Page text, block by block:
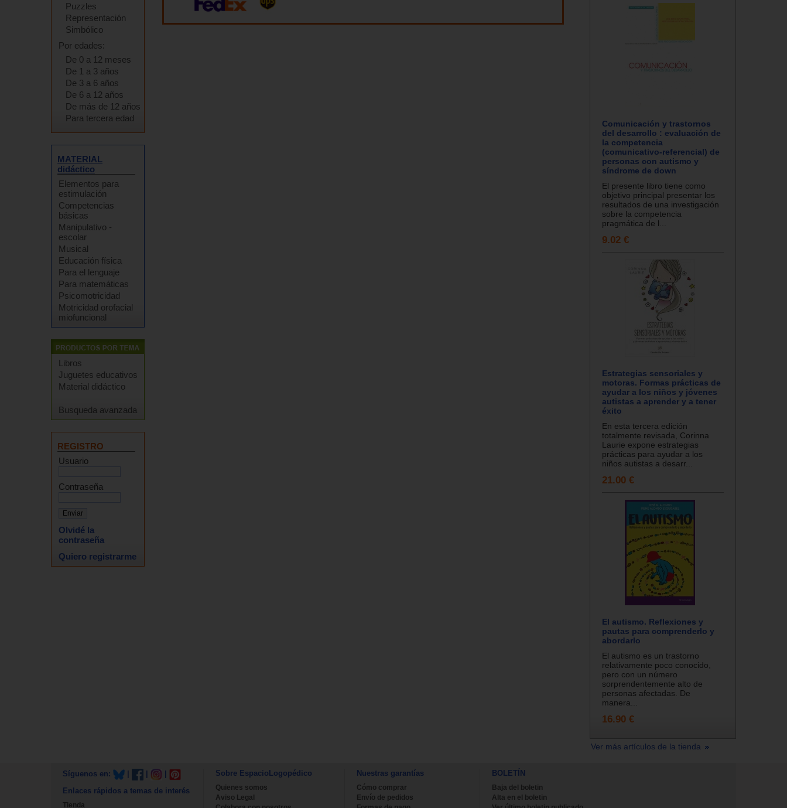
Puzzles
Representación
Simbólico
Por edades:
De 0 a 12 meses
De 1 a 3 años
De 3 a 6 años
De 6 a 12 años
De más de 12 años
Para tercera edad
MATERIAL
didáctico
Elementos para
estimulación
Competencias
básicas
Manipulativo -
escolar
Musical
Educación física
Para el lenguaje
Para matemáticas
Psicomotricidad
Motricidad orofacial
miofuncional
Libros
Juguetes educativos
Material didáctico
Busqueda avanzada
REGISTRO
Usuario
Contraseña
Olvidé la
contraseña
Quiero registrarme
Comunicación y trastornos
del desarrollo : evaluación de
la competencia
(comunicativo-referencial) de
personas con autismo y
síndrome de down
El presente libro tiene como
objetivo principal presentar los
resultados de una investigación
sobre la competencia
pragmática de l...
9.02 €
Estrategias sensoriales y
motoras. Formas prácticas de
ayudar a los niños y jóvenes
autistas a aprender y a tener
éxito
En esta tercera edición
totalmente revisada, Corinna
Laurie expone estrategias
prácticas para ayudar a los
niños autistas a desarr...
21.00 €
El autismo. Reflexiones y
pautas para comprenderlo y
abordarlo
El autismo es un trastorno
relativamente poco conocido,
pero con un número
sorprendentemente alto de
personas afectadas. De
manera...
16.90 €
Ver más artículos de la tienda
Síguenos en:
Enlaces rápidos a temas de interés
Tienda
Sobre EspacioLogopédico
Quienes somos
Aviso Legal
Nuestras garantías
Cómo comprar
Envío de pedidos
BOLETÍN
Baja del boletin
Alta en el boletin